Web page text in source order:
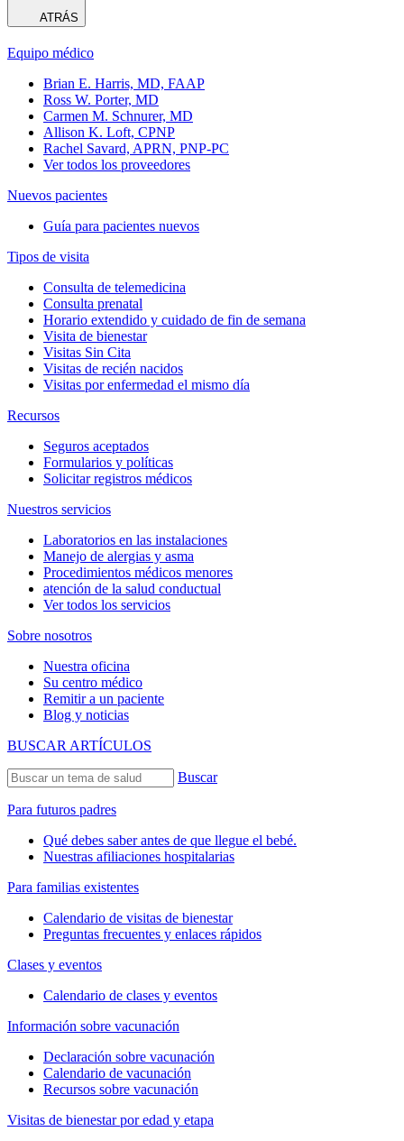
ATRÁS
Equipo médico
Brian E. Harris, MD, FAAP
Ross W. Porter, MD
Carmen M. Schnurer, MD
Allison K. Loft, CPNP
Rachel Savard, APRN, PNP-PC
Ver todos los proveedores
Nuevos pacientes
Guía para pacientes nuevos
Tipos de visita
Consulta de telemedicina
Consulta prenatal
Horario extendido y cuidado de fin de semana
Visita de bienestar
Visitas Sin Cita
Visitas de recién nacidos
Visitas por enfermedad el mismo día
Recursos
Seguros aceptados
Formularios y políticas
Solicitar registros médicos
Nuestros servicios
Laboratorios en las instalaciones
Manejo de alergias y asma
Procedimientos médicos menores
atención de la salud conductual
Ver todos los servicios
Sobre nosotros
Nuestra oficina
Su centro médico
Remitir a un paciente
Blog y noticias
BUSCAR ARTÍCULOS
Buscar
Para futuros padres
Qué debes saber antes de que llegue el bebé.
Nuestras afiliaciones hospitalarias
Para familias existentes
Calendario de visitas de bienestar
Preguntas frecuentes y enlaces rápidos
Clases y eventos
Calendario de clases y eventos
Información sobre vacunación
Declaración sobre vacunación
Calendario de vacunación
Recursos sobre vacunación
Visitas de bienestar por edad y etapa